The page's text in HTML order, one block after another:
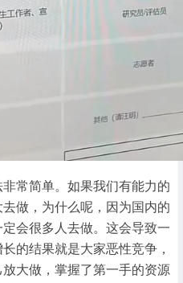
常简单。如果我们有能力的
做，为什么呢，因为国内的
会很多人去做。这会导致一
的结果就是大家恶性竞争，
大做，掌握了第一手的资源